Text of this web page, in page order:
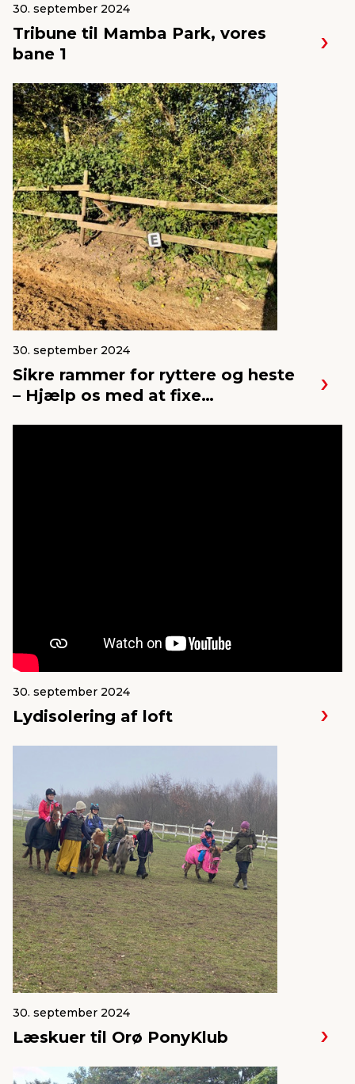
30. september 2024
Tribune til Mamba Park, vores
bane 1
30. september 2024
Sikre rammer for ryttere og heste
– Hjælp os med at fixe
30. september 2024
Lydisolering af loft
30. september 2024
Læskuer til Orø PonyKlub